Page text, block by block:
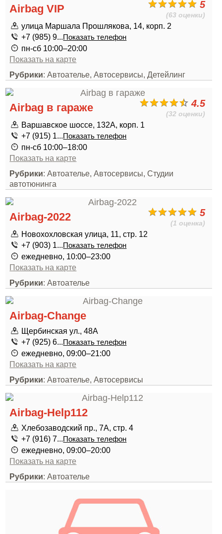
5
(63 оценки)
Airbag VIP
улица Маршала Прошлякова, 14, корп. 2
+7 (985) 9...Показать телефон
пн-сб 10:00–20:00
Показать на карте
Рубрики: Автоателье, Автосервисы, Детейлинг
4.5
(32 оценки)
Airbag в гараже
Варшавское шоссе, 132А, корп. 1
+7 (915) 1...Показать телефон
пн-сб 10:00–18:00
Показать на карте
Рубрики: Автоателье, Автосервисы, Студии
автотюнинга
5
(1 оценка)
Airbag-2022
Новохохловская улица, 11, стр. 12
+7 (903) 1...Показать телефон
ежедневно, 10:00–23:00
Показать на карте
Рубрики: Автоателье
Airbag-Change
Щербинская ул., 48А
+7 (925) 6...Показать телефон
ежедневно, 09:00–21:00
Показать на карте
Рубрики: Автоателье, Автосервисы
Airbag-Help112
Хлебозаводский пр., 7А, стр. 4
+7 (916) 7...Показать телефон
ежедневно, 09:00–20:00
Показать на карте
Рубрики: Автоателье